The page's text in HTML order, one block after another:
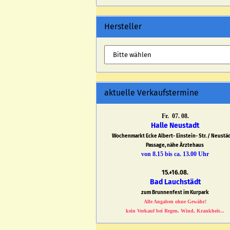
Hersteller
aktuelle Verkaufstermine
Fr. 07. 08.
Halle Neustadt
Wochenmarkt Ecke Albert- Einstein- Str. /
Passage, nähe Ärztehaus
von 8.15 bis ca. 13.00 Uhr
15.+16.08.
Bad Lauchstädt
zum Brunnenfest im Kurpark
Alle Angaben ohne Gewähr!
kein Verkauf bei Regen, Wind, Krankheit...